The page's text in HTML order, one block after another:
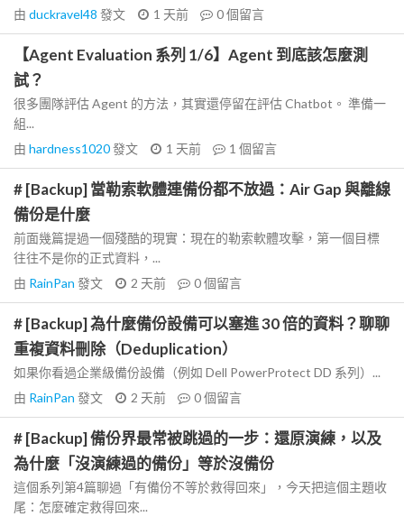
由 duckravel48 發文 1 天前 0個留言
【Agent Evaluation 系列 1/6】Agent 到底該怎麼測
試？
很多團隊評估 Agent 的方法，其實還停留在評估 Chatbot。 準備一
組...
由 hardness1020發文 1 天前 1 個留言
# [Backup] 當勒索軟體連備份都不放過：Air Gap 與離線
備份是什麼
前面幾篇提過一個殘酷的現實：現在的勒索軟體攻擊，第一個目標
往往不是你的正式資料，...
由 RainPan 發文 2 天前 0個留言
# [Backup] 為什麼備份設備可以塞進 30 倍的資料？聊聊
重複資料刪除（Deduplication）
如果你看過企業級備份設備（例如 Dell PowerProtect DD 系列）...
由 RainPan 發文 2 天前 0個留言
# [Backup] 備份界最常被跳過的一步：還原演練，以及
為什麼「沒演練過的備份」等於沒備份
這個系列第4篇聊過「有備份不等於救得回來」，今天把這個主題收
尾：怎麼確定救得回來...